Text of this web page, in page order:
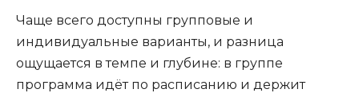
Чаще всего доступны групповые и
индивидуальные варианты, и разница
ощущается в темпе и глубине: в группе
программа идёт по расписанию и держит